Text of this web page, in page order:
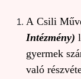
A Csili
Intézmény)
gyermek
való